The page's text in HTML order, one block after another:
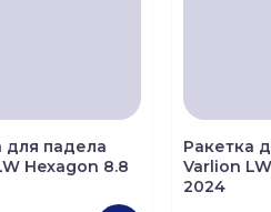
для падела
Hexagon 8.8
Ракетка
Varlion
2024